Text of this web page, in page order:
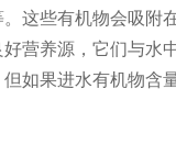
这些有机物会吸附
营养源，它们与水
如果进水有机物含